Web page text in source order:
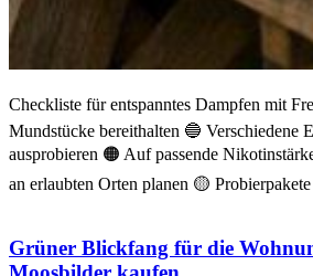
Checkliste für entspanntes Dampfen mit
Mundstücke bereithalten 🔵 Verschiedene
ausprobieren 🟠 Auf passende
an erlaubten Orten planen 🟡
Grüner Blickfang für die